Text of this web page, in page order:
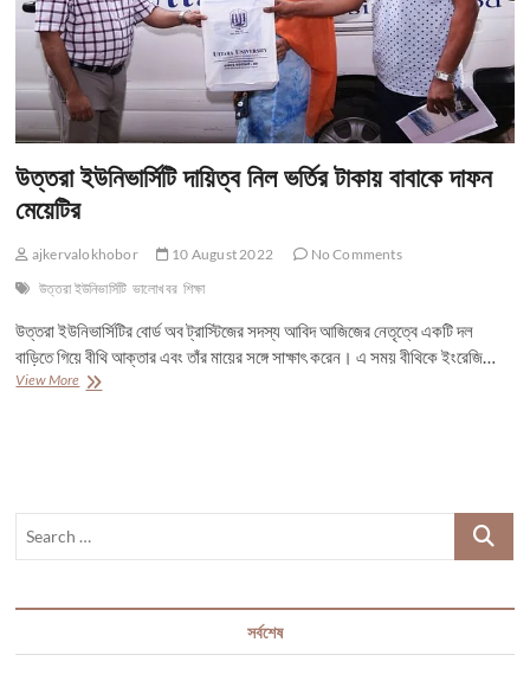
উত্তরা ইউনিভার্সিটি দায়িত্ব নিল ভর্তির টাকায় বাবাকে দাফন
মেয়েটির
ajkervalokhobor 10 August 2022
No Comments
উত্তরা ইউনিভার্সিটি ভালোখবর শিক্ষা
উত্তরা ইউনিভার্সিটির বোর্ড অব ট্রাস্টিজের সদস্য আবিদ আজিজের নেতৃত্বে একটি দল
বাড়িতে গিয়ে বীথি আক্তার এবং তাঁর মায়ের সঙ্গে সাক্ষাৎ করেন। এ সময় বীথিকে ইংরেজি…
View Moreউত্তরা
মেয়েটির
Search
সর্বশেষ